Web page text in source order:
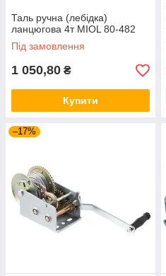
Таль ручна (лебідка)
ланцюгова 4т MIOL 80-482
Під замовлення
1 050,80 ₴
Купити
–17%